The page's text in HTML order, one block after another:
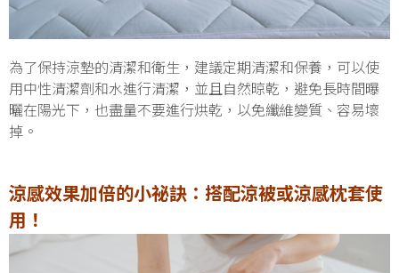
為了保持涼墊的清潔和衛生，建議定期清潔和保養，可以使
用中性清潔劑和水進行清潔，並且自然晾乾，避免長時間曝
曬在陽光下，也盡量不要進行烘乾，以免纖維變質、容易壞
掉。
涼感效果加倍的小祕訣：搭配涼被或涼感枕套使
用！